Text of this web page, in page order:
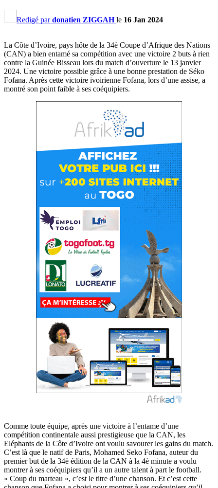
Redigé pardonatien ZIGGAH le 16 Jan 2024
La Côte d’Ivoire, pays hôte de la 34è Coupe d’Afrique des Nations
(CAN) a bien entamé sa compétition avec une victoire 2 buts à rien
contre la Guinée Bisseau lors du match d’ouverture le 13 janvier
2024. Une victoire possible grâce à une bonne prestation de Séko
Fofana. Après cette victoire ivoirienne Fofana, lors d’une assise, a
montré son point faible à ses coéquipiers.
Comme toute équipe, après une victoire à l’entame d’une
compétition continentale aussi prestigieuse que la CAN, les
Eléphants de la Côte d’Ivoire ont voulu savourer les gains du match.
C’est là que le natif de Paris, Mohamed Seko Fofana, auteur du
premier but de la 34è édition de la CAN à la 4è minute a voulu
montrer à ses coéquipiers qu’il a un autre talent à part le football.
« Coup du marteau », c’est le titre d’une chanson. Et c’est cette